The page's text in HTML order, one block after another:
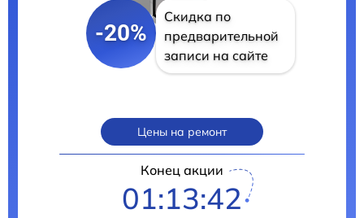
-20%
Скидка по
предварительной
записи на сайте
Цены на ремонт
Конец акции
01:13:41